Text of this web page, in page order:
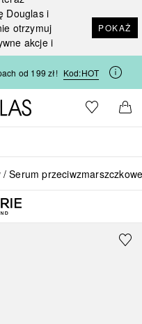
Douglas i
otrzymuj
akcje i
POKAŻ
od 199 zł! Kod:HOT
Strona główna Douglas
Do listyDo
Serum